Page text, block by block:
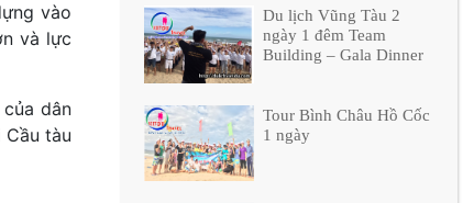
vào
và lực
dân
tàu
Du lịch Vũng Tàu 2
ngày 1 đêm Team
Building – Gala Dinner
Tour Bình Châu Hồ Cốc
1 ngày